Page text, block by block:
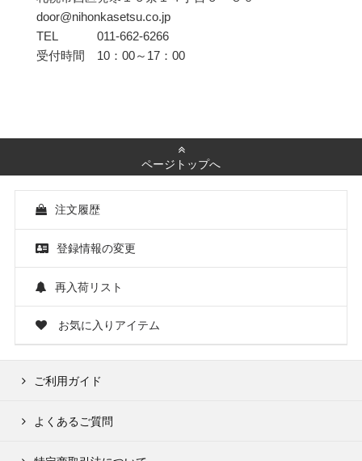
door@nihonkasetsu.co.jp
TEL 011-662-6266
受付時間 10：00～17：00
ページトップへ
注文履歴
登録情報の変更
再入荷リスト
お気に入りアイテム
ご利用ガイド
よくあるご質問